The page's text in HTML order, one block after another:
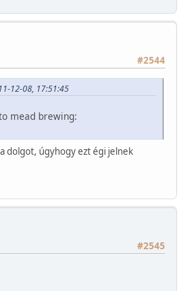
#2544
12-08, 17:51:45
mead brewing:
dolgot, úgyhogy ezt égi jelnek
#2545